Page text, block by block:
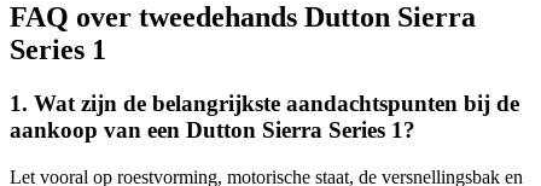
FAQ over tweedehands Dutton Sierra
Series 1
1. Wat zijn de belangrijkste aandachtspunten bij de
aankoop van een Dutton Sierra Series 1?
Let vooral op roestvorming, motorische staat, de versnellingsbak en